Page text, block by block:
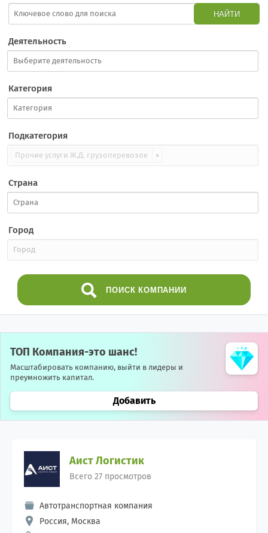
НАЙТИ
Деятельность
Категория
Подкатегория
Прочие услуги Ж.Д. грузоперевозок ×
Страна
Город
ПОИСК КОМПАНИИ
ТОП Компания-это шанс!
Масштабировать компанию, выйти в лидеры и
преумножить капитал.
Добавить
Аист Логистик
Всего 27 просмотров
Автотранспортная компания
Россия, Москва